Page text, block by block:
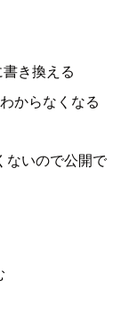
き換える
からなくなる
ないので公開で